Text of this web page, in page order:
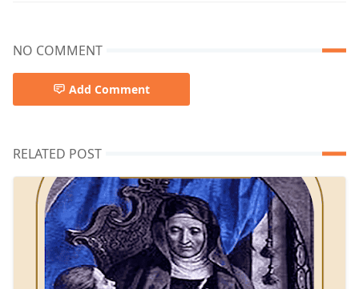
NO COMMENT
Add Comment
RELATED POST